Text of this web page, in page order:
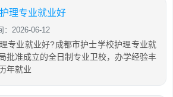
理专业就业好
：2026-06-12
专业就业好?成都市护士学校护理专业就
批准成立的全日制专业卫校，办学经验丰
年就业